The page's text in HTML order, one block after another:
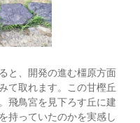
と、開発の進む橿原方面
て取れます。この甘樫丘
飛鳥宮を見下ろす丘に建
持っていたのかを実感し